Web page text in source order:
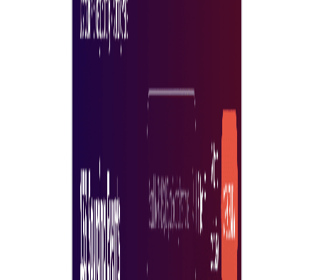
ผู้ใช้พื้นที่ทำงานฟรีและไม่จำกัด
รับผู้ใช้พื้นที่ทำงานฟรีและไม่จำกัด เพื่อเพิ่มพนักงานทั้งบริษัทเข้า
บัญชีผู้ซื้อบน Tradeics